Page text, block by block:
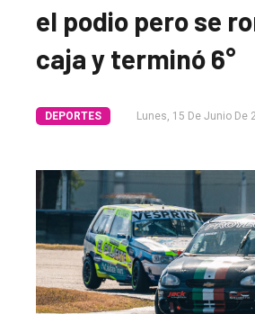
el podio pero se
caja y terminó 6°
DEPORTES Lunes, 15 De Junio De